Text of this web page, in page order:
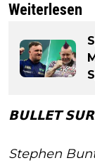
Weiterlesen
𝗕𝗨𝗟𝗟𝗘𝗧
Stephen